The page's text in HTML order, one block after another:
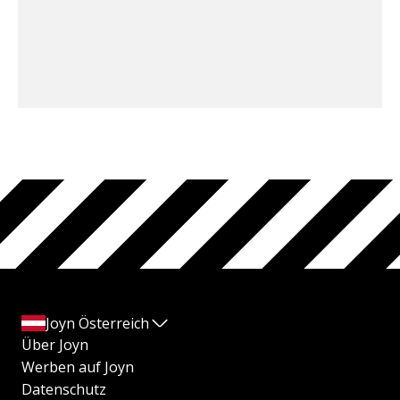
Joyn Österreich
Über Joyn
Werben auf Joyn
Datenschutz